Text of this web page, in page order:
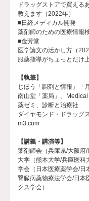
ドラッグストアで買える
教えます（2022年）
■日経メディカル開発
薬剤師のための医療情報
■金芳堂
医学論文の活かし方（
服薬指導がちょっとだけ
【執筆】
じほう「調剤と情報」「
南山堂「薬局」、
薬ゼミ、診断と治療社
ダイヤモンド・ドラッグ
m3.com
【講義・講演等】
薬剤師会（兵庫県/大阪府/
大学（熊本大学/兵庫医科
学会（日本医療薬学会/日
腎臓病薬物療法学会/日本
クス学会）